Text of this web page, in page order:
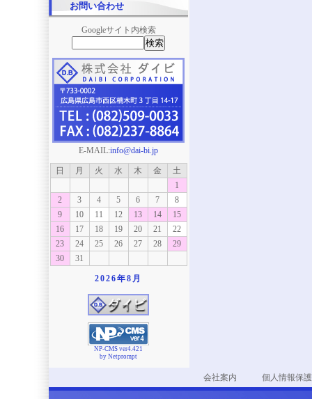
お問い合わせ
Googleサイト内検索
E-MAIL:info@dai-bi.jp
日 月 火 水 木 金
土
1
2
3 4 5 6 7
8
9
10 11 12 13 14
15
16
17 18 19 20 21
22
23
24 25 26 27 28
29
30
31
2026年8月
NP-CMS ver4.421
by Netprompt
会社案内 個人情報保